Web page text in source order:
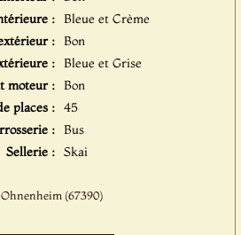
: Bleue et Crème
: Bon
: Bleue et Grise
moteur : Bon
places : 45
: Bus
Sellerie : Skai
Ohnenheim (67390)